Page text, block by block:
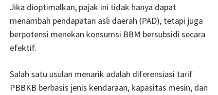
Jika dioptimalkan, pajak ini tidak hanya dapat
menambah pendapatan asli daerah (PAD), tetapi juga
berpotensi menekan konsumsi BBM bersubsidi secara
efektif.
Salah satu usulan menarik adalah diferensiasi tarif
PBBKB berbasis jenis kendaraan, kapasitas mesin, dan